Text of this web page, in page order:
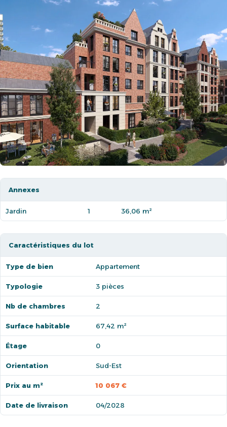
Annexes
Jardin 1 36,06 m²
Caractéristiques du lot
Type de bien Appartement
Typologie 3 pièces
Nb de chambres 2
Surface habitable 67,42 m²
Étage 0
Orientation Sud-Est
Prix au m² 10 067 €
Date de livraison 04/2028